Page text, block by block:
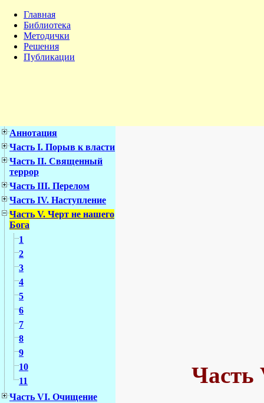
Главная
Библиотека
Методички
Решения
Публикации
Аннотация
Часть I. Порыв к власти
Часть II. Священный
террор
Часть III. Перелом
Часть IV. Наступление
Часть V. Черт не нашего
Бога
1
2
3
4
5
6
7
8
9
10
11
Часть VI. Очищение
Часть